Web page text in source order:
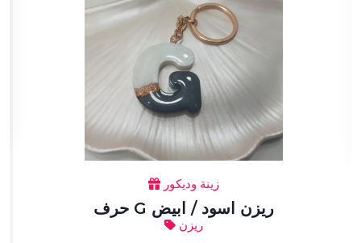
زينة وديكور
حرف G ريزن اسود / ابيض
ريزن